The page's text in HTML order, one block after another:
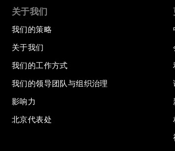
关于我们
我们的策略
关于我们
我们的工作方式
我们的领导团队与组织治理
影响力
北京代表处